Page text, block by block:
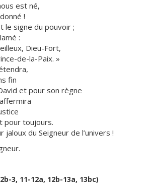
est né,
!
le signe du pouvoir ;
:
Dieu-Fort,
de-la-Paix. »
fin
et pour son règne
pour toujours.
jaloux du Seigneur de l’univers !
3, 11-12a, 12b-13a, 13bc)